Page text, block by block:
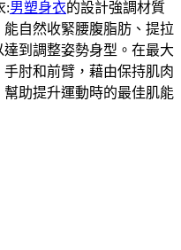
:男塑身衣的設計強調材質
自然收緊腰腹脂肪、提拉
到調整姿勢身型。在最大
肘和前臂，藉由保持肌肉
助提升運動時的最佳肌能